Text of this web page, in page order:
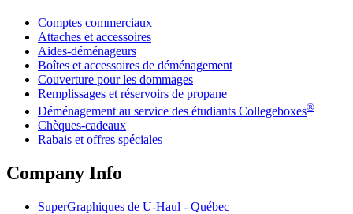
Comptes commerciaux
Attaches et accessoires
Aides-déménageurs
Boîtes et accessoires de déménagement
Couverture pour les dommages
Remplissages et réservoirs de propane
Déménagement au service des étudiants Collegeboxes®
Chèques-cadeaux
Rabais et offres spéciales
Company Info
SuperGraphiques de U-Haul - Québec